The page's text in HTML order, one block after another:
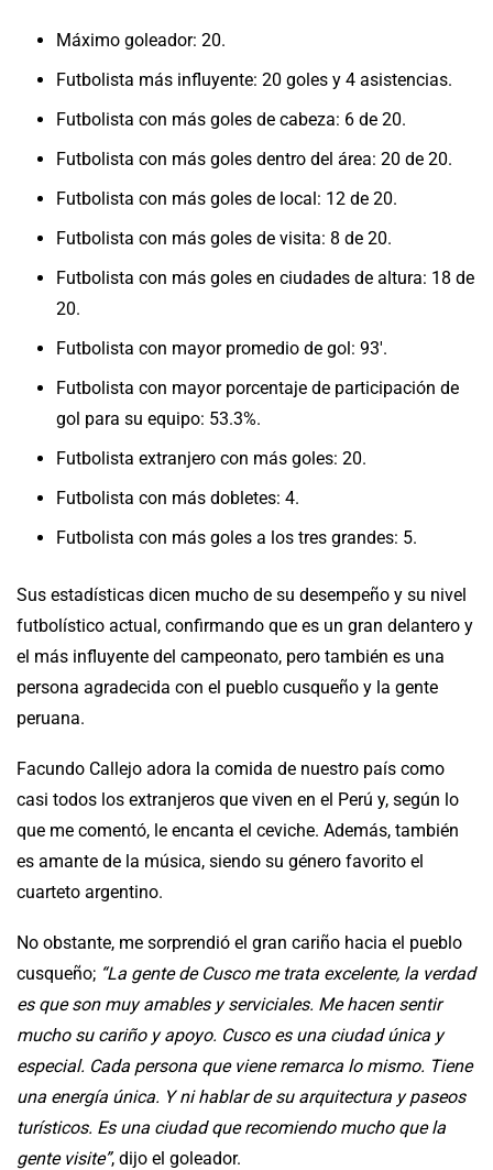
Máximo goleador: 20.
Futbolista más influyente: 20 goles y 4 asistencias.
Futbolista con más goles de cabeza: 6 de 20.
Futbolista con más goles dentro del área: 20 de 20.
Futbolista con más goles de local: 12 de 20.
Futbolista con más goles de visita: 8 de 20.
Futbolista con más goles en ciudades de altura: 18 de
20.
Futbolista con mayor promedio de gol: 93′.
Futbolista con mayor porcentaje de participación de
gol para su equipo: 53.3%.
Futbolista extranjero con más goles: 20.
Futbolista con más dobletes: 4.
Futbolista con más goles a los tres grandes: 5.
Sus estadísticas dicen mucho de su desempeño y su nivel
futbolístico actual, confirmando que es un gran delantero y
el más influyente del campeonato, pero también es una
persona agradecida con el pueblo cusqueño y la gente
peruana.
Facundo Callejo adora la comida de nuestro país como
casi todos los extranjeros que viven en el Perú y, según lo
que me comentó, le encanta el ceviche. Además, también
es amante de la música, siendo su género favorito el
cuarteto argentino.
No obstante, me sorprendió el gran cariño hacia el pueblo
cusqueño; “La gente de Cusco me trata excelente, la verdad
es que son muy amables y serviciales. Me hacen sentir
mucho su cariño y apoyo. Cusco es una ciudad única y
especial. Cada persona que viene remarca lo mismo. Tiene
una energía única. Y ni hablar de su arquitectura y paseos
turísticos. Es una ciudad que recomiendo mucho que la
gente visite”, dijo el goleador.